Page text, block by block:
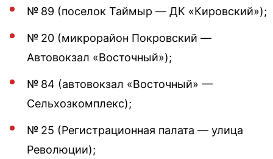
№ 89 (поселок Таймыр — ДК «Кировский»);
№ 20 (микрорайон Покровский —
Автовокзал «Восточный»);
№ 84 (автовокзал «Восточный» —
Сельхозкомплекс);
№ 25 (Регистрационная палата — улица
Революции);